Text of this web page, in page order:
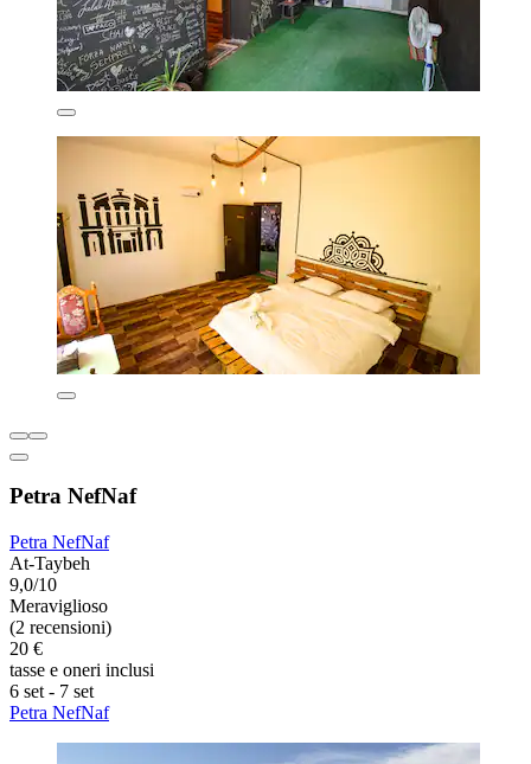
Petra NefNaf
Petra NefNaf
At-Taybeh
9,0/10
Meraviglioso
(2 recensioni)
20 €
tasse e oneri inclusi
6 set - 7 set
Petra NefNaf